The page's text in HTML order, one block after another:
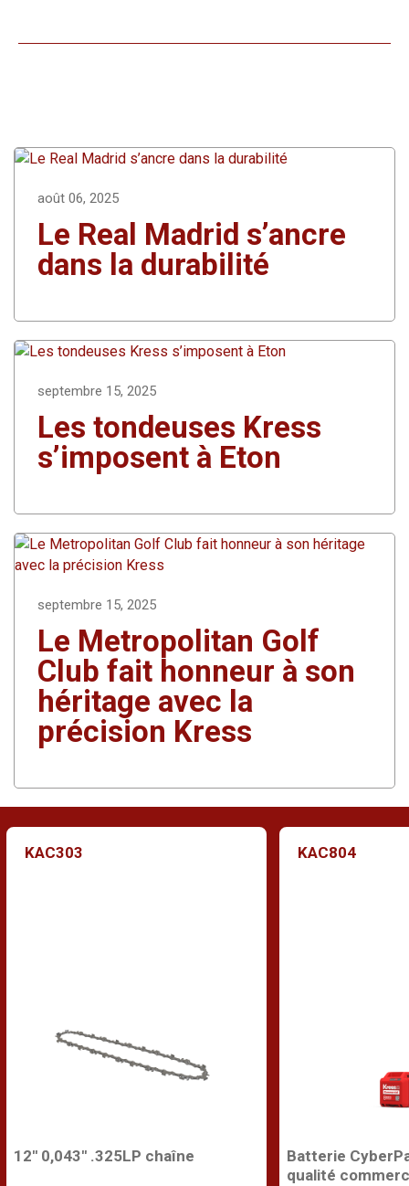
août 06, 2025
Le Real Madrid s’ancre
dans la durabilité
septembre 15, 2025
Les tondeuses Kress
s’imposent à Eton
septembre 15, 2025
Le Metropolitan Golf
Club fait honneur à son
héritage avec la
précision Kress
KAC303
12'' 0,043'' .325LP chaîne
KAC804
Batterie
qualité